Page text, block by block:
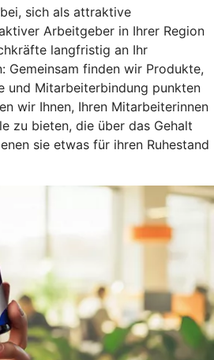
sich als attraktive
Arbeitgeber in Ihrer Region
langfristig an Ihr
Gemeinsam finden wir Produkte,
und Mitarbeiterbindung punkten
wir Ihnen, Ihren Mitarbeiterinnen
zu bieten, die über das Gehalt
sie etwas für ihren Ruhestand